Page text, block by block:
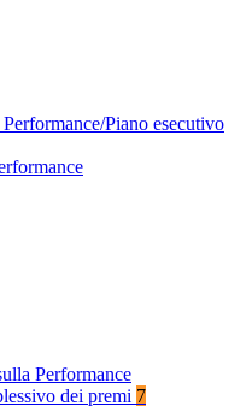
Piano esecutivo
Performance
dei premi 7